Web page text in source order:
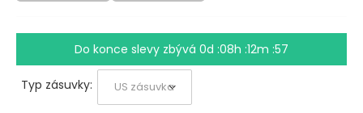
Do konce slevy zbývá 0d :08h :12m :57
Typ zásuvky: